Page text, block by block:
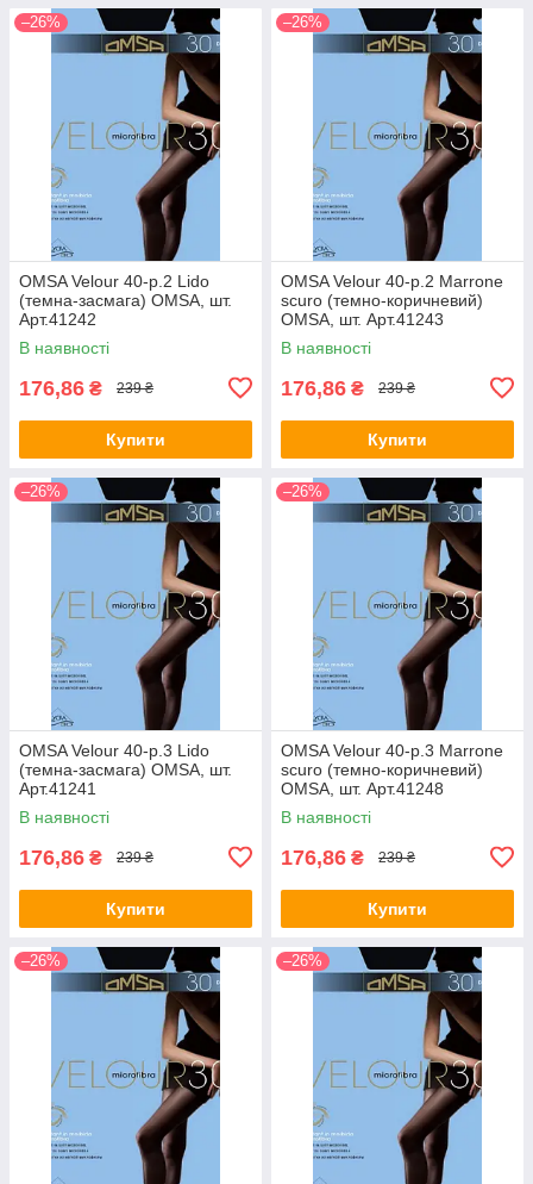
–26%
OMSA Velour 40-р.2 Lido
(темна-засмага) OMSA, шт.
Арт.41242
В наявності
176,86 ₴ 239 ₴
Купити
–26%
OMSA Velour 40-р.2 Marrone
scuro (темно-коричневий)
OMSA, шт. Арт.41243
В наявності
176,86 ₴ 239 ₴
Купити
–26%
OMSA Velour 40-р.3 Lido
(темна-засмага) OMSA, шт.
Арт.41241
В наявності
176,86 ₴ 239 ₴
Купити
–26%
OMSA Velour 40-р.3 Marrone
scuro (темно-коричневий)
OMSA, шт. Арт.41248
В наявності
176,86 ₴ 239 ₴
Купити
–26% –26%